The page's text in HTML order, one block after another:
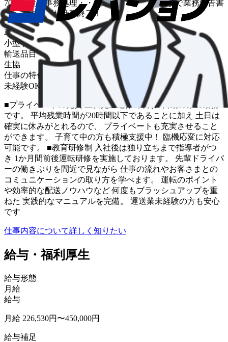
70件程度・事務処理・・配送は基本的に夕方まで業務報告書
を作成すればお仕事終了！
車種
小型トラック
輸送品目
生協
仕事の特色
未経験OK
■プライベートの充実 土日完全週休2日制、日勤のみの勤務
です。 平均残業時間が20時間以下であることに加え 土日は
確実に休みがとれるので、 プライベートも充実させること
ができます。 子育て中の方も積極支援中！ 臨機応変に対応
可能です。 ■教育研修制 入社後は独り立ちまで指導者がつ
き 1か月間前後運転研修を実施しております。 先輩ドライバ
ーの働きぶりを間近で見ながら 仕事の流れやお客さまとの
コミュニケーションの取り方を学べます。 運転のポイント
や効率的な配送ノウハウなど 何度もブラッシュアップを重
ねた 実践的なマニュアルを完備。 運送業未経験の方も安心
です
仕事内容について詳しく知りたい
給与・福利厚生
給与形態
月給
給与
月給 226,530円〜450,000円
給与補足